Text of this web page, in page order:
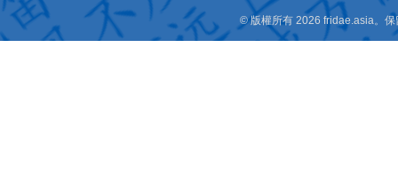
© 版權所有 2026 fridae.asia。